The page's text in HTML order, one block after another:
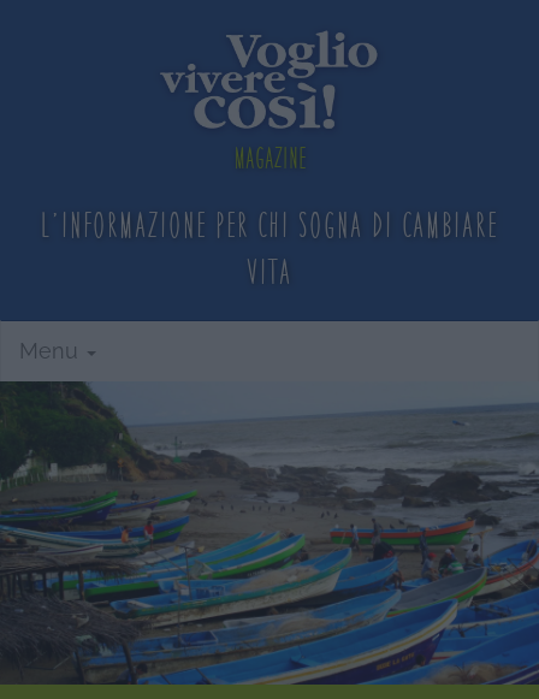
Magazine
L'informazione per chi sogna di cambiare
vita
Menu